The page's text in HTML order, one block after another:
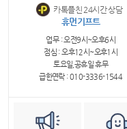
카톡플친 24시간 상담
휴먼기프트
업무 : 오전9시~오후6시
점심 : 오후12시~오후1시
토요일,공휴일 휴무
급한연락 : 010-3336-1544